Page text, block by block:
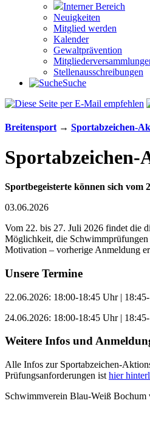
Interner Bereich
Neuigkeiten
Mitglied werden
Kalender
Gewaltprävention
Stellen­aus­schrei­bungen
Suche
Breiten­sport → Sportabzeichen-
Sportabzeichen-
Sportbegeisterte können sich vom
03.06.2026
Vom 22. bis 27. Juli 2026 findet die
Möglichkeit, die Schwimmprüfungen
Motivation – vorherige Anmeldung
Unsere Termine
22.06.2026: 18:00-18:45 Uhr |
24.06.2026: 18:00-18:45 Uhr |
Weitere Infos und
Alle Infos zur Sportabzeichen-
Prüfungsanforderungen ist hier
Schwimmverein Blau-Weiß Bochum